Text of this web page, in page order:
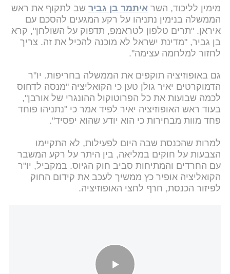
מימין לליכוד, השר איתמר בן גביר שב לתקוף את ראש
הממשלה בנימין נתניהו על רקע המגעים להסכם עם
איראן. "תרים טלפון לטראמפ, תדפוק על השולחן", קרא
בן גביר, "מדינת ישראל לא מוכנה להכיל את זה. צריך
לחזור למלחמה עצימה".
גם באופוזיציה תוקפים את הממשלה בחריפות. יו"ר
הדמוקרטים יאיר גולן טען כי הקואליציה "מנסה לדחוס
לכמה שבועות את כל הפרוטוקול ההונגרי של אורבן",
בעוד ראש האופוזיציה יאיר לפיד אמר כי "נתניהו פוחד
פחד מוות מבחירות כי הוא יודע שהוא יפסיד".
למרות שהכנסת שבה היום לפעילות, לא התקיימו
הצבעות על חוקים במליאה, בין היתר על רקע המשבר
עם החרדים והמתיחות סביב חוק הגיוס. במקביל, יו"ר
הקואליציה אופיר כץ ממשיך לעכב את קידום החוק
לפיזור הכנסת, חרף לחצי האופוזיציה.